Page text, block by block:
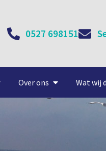
0527 698151
Over ons Wat wij